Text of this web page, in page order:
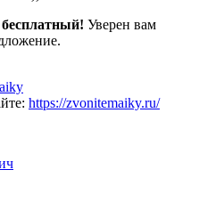
Уверен вам
https://zvonitemaiky.ru/